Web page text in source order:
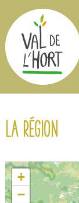
La région
+
−